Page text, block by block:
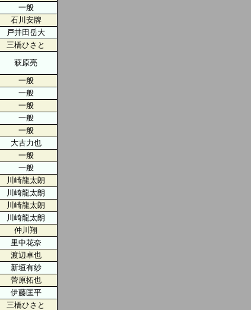
一般
石川安牌
戸井田岳大
三橋ひさと
萩原亮
一般
一般
一般
一般
一般
大古力也
一般
一般
川崎龍太朗
川崎龍太朗
川崎龍太朗
川崎龍太朗
仲川翔
里中花奈
渡辺卓也
新垣有紗
菅原拓也
伊藤匡平
三橋ひさと